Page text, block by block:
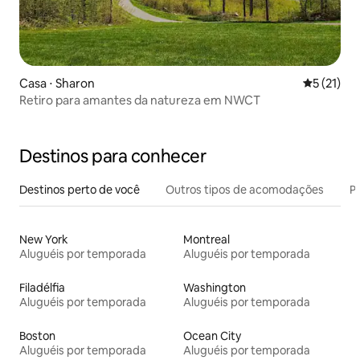
Casa ⋅ Sharon 5 de uma
5 (21)
Retiro para amantes da natureza em NWCT
Destinos para conhecer
Destinos perto de você Outros tipos de acomodações
New York
Aluguéis por temporada
Montreal
Aluguéis por temporada
Filadélfia
Aluguéis por temporada
Washington
Aluguéis por temporada
Boston
Aluguéis por temporada
Ocean City
Aluguéis por temporada